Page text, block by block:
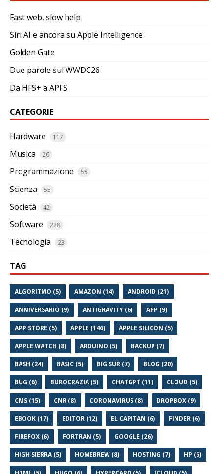
Fast web, slow help
Siri AI e ancora su Apple Intelligence
Golden Gate
Due parole sul WWDC26
Da HFS+ a APFS
CATEGORIE
Hardware 117
Musica 26
Programmazione 55
Scienza 55
Società 42
Software 228
Tecnologia 23
TAG
ALGORITMO (5) AMAZON (14) ANDROID (21)
ANNIVERSARIO (9) ANTIGRAVITY (6) APP (9)
APP STORE (5) APPLE (146) APPLE SILICON (5)
APPLE WATCH (8) ARDUINO (5) BACKUP (7)
BASH (24) BASIC (5) BIG SUR (7) BLOG (20)
BUG (6) BUROCRAZIA (5) CHATGPT (11) CLOUD (5)
CMS (15) CNR (8) CORONAVIRUS (8) DROPBOX (9)
EBOOK (17) EDITOR (12) EL CAPITAN (6) FINDER (6)
FIREFOX (6) FORTRAN (5) GOOGLE (26)
HIGH SIERRA (5) HOMEBREW (8) HOSTING (7) HP (6)